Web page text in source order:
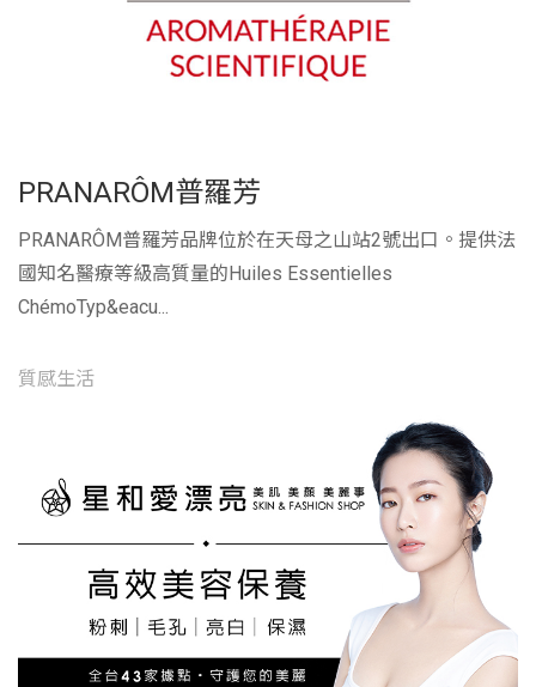
PRANARÔM普羅芳
PRANARÔM普羅芳品牌位於在天母之山站2號出口。提供法
國知名醫療等級高質量的Huiles Essentielles
ChémoTyp&eacu...
質感生活